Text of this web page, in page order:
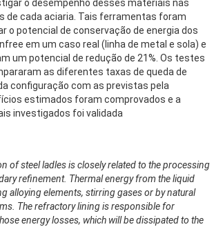
o desempenho desses materiais nas
de cada aciaria. Tais ferramentas foram
o potencial de conservação de energia dos
em um caso real (linha de metal e sola) e
um potencial de redução de 21%. Os testes
as diferentes taxas de queda de
configuração com as previstas pela
estimados foram comprovados e a
investigados foi validada
of steel ladles is closely related to the processing
refinement. Thermal energy from the liquid
alloying elements, stirring gases or by natural
The refractory lining is responsible for
energy losses, which will be dissipated to the